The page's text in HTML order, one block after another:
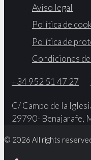
Aviso legal
Política de
Política de
Condiciones
+34 952 51 47 27
C/ Campo de la
29790- Benajarafe,
© 2026 All rights